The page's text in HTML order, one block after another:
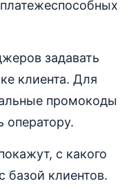
задавать
клиента. Для
промокоды
оператору.
с какого
базой клиентов.